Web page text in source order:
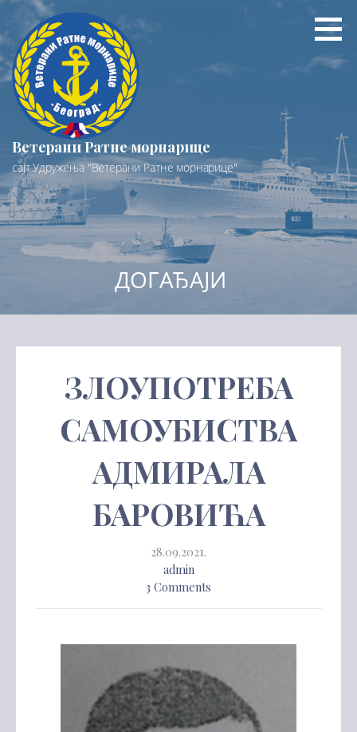
Preskoči
sadržaj
Ветерани Ратне морнарице
сајт Удружења "Ветерани Ратне морнарице"
ДОГАЂАЈИ
ЗЛОУПОТРЕБА
САМОУБИСТВА
АДМИРАЛА
БАРОВИЋА
28.09.2021.
admin
3 Comments